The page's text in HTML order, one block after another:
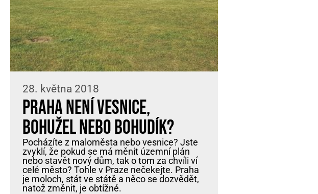
28. května 2018
Praha není vesnice,
bohužel nebo bohudík?
Pocházíte z maloměsta nebo vesnice? Jste
zvyklí, že pokud se má měnit územní plán
nebo stavět nový dům, tak o tom za chvíli ví
celé město? Tohle v Praze nečekejte. Praha
je moloch, stát ve státě a něco se dozvědět,
natož změnit, je obtížné.